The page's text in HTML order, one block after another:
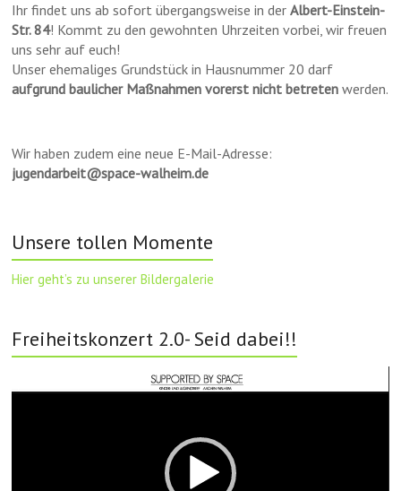
Ihr findet uns ab sofort übergangsweise in derAlbert-Einstein-
Str. 84! Kommt zu den gewohnten Uhrzeiten vorbei, wir freuen
uns sehr auf euch!
Unser ehemaliges Grundstück in Hausnummer 20 darf
aufgrund baulicher Maßnahmen vorerst nicht betreten werden.
Wir haben zudem eine neue E-Mail-Adresse:
jugendarbeit@space-walheim.de
Unsere tollen Momente
Hier geht’s zu unserer Bildergalerie
Freiheitskonzert 2.0- Seid dabei!!
Player